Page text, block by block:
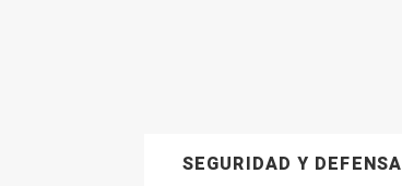
SEGURIDAD Y DEFENSA